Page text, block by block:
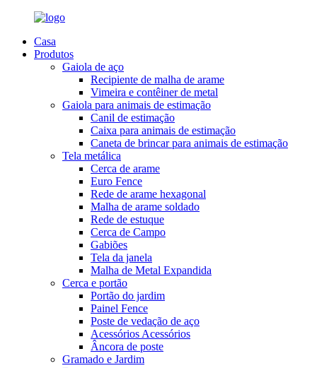
Casa
Produtos
Gaiola de aço
Recipiente de malha de arame
Vimeira e contêiner de metal
Gaiola para animais de estimação
Canil de estimação
Caixa para animais de estimação
Caneta de brincar para animais de estimação
Tela metálica
Cerca de arame
Euro Fence
Rede de arame hexagonal
Malha de arame soldado
Rede de estuque
Cerca de Campo
Gabiões
Tela da janela
Malha de Metal Expandida
Cerca e portão
Portão do jardim
Painel Fence
Poste de vedação de aço
Acessórios Acessórios
Âncora de poste
Gramado e Jardim